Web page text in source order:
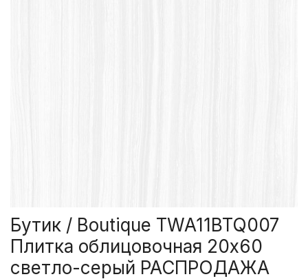
Бутик / Boutique TWA11BTQ007
Плитка облицовочная 20х60
светло-серый РАСПРОДАЖА